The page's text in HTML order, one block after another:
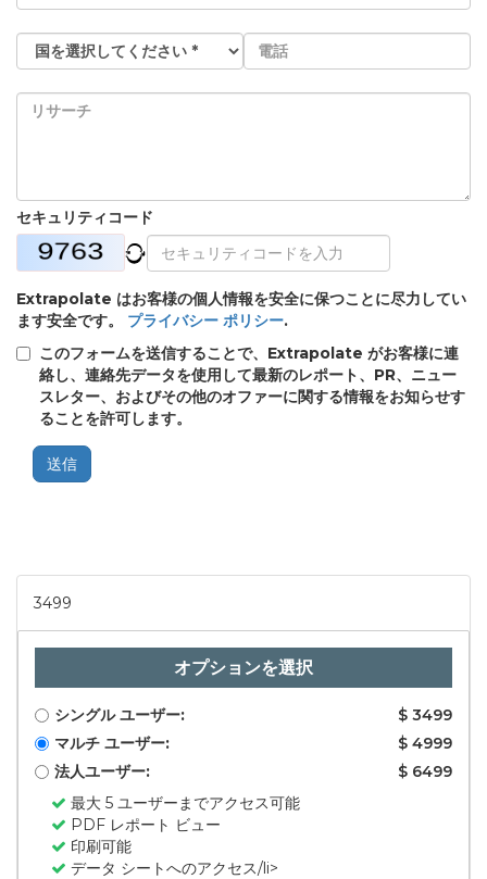
セキュリティコード
Extrapolate はお客様の個人情報を安全に保つことに尽力してい
ます安全です。 プライバシー ポリシー.
このフォームを送信することで、Extrapolate がお客様に連
絡し、連絡先データを使用して最新のレポート、PR、ニュー
スレター、およびその他のオファーに関する情報をお知らせす
ることを許可します。
送信
3499
オプションを選択
シングル ユーザー:
$ 3499
マルチ ユーザー:
$ 4999
法人ユーザー:
$ 6499
最大 5 ユーザーまでアクセス可能
PDF レポート ビュー
印刷可能
データ シートへのアクセス/li>